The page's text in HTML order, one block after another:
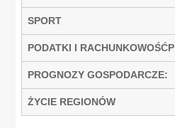
SPORT
PODATKI I RACHUNKOWOŚĆP
PROGNOZY GOSPODARCZE:
ŻYCIE REGIONÓW